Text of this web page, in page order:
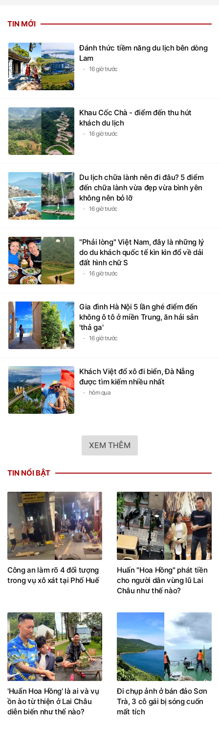
TIN MỚI
Đánh thức tiềm năng du lịch bên dòng
Lam
16 giờ trước
Khau Cốc Chà - điểm đến thu hút
khách du lịch
16 giờ trước
Du lịch chữa lành nên đi đâu? 5 điểm
đến chữa lành vừa đẹp vừa bình yên
không nên bỏ lỡ
16 giờ trước
"Phải lòng" Việt Nam, đây là những lý
do du khách quốc tế kìn kìn đổ về dải
đất hình chữ S
16 giờ trước
Gia đình Hà Nội 5 lần ghé điểm đến
không ô tô ở miền Trung, ăn hải sản
'thả ga'
16 giờ trước
Khách Việt đổ xô đi biển, Đà Nẵng
được tìm kiếm nhiều nhất
hôm qua
XEM THÊM
TIN NỔI BẬT
Công an làm rõ 4 đối tượng
trong vụ xô xát tại Phố Huế
Huấn "Hoa Hồng" phát tiền
cho người dân vùng lũ Lai
Châu như thế nào?
'Huấn Hoa Hồng' là ai và vụ
ồn ào từ thiện ở Lai Châu
diễn biến như thế nào?
Đi chụp ảnh ở bán đảo Sơn
Trà, 3 cô gái bị sóng cuốn
mất tích